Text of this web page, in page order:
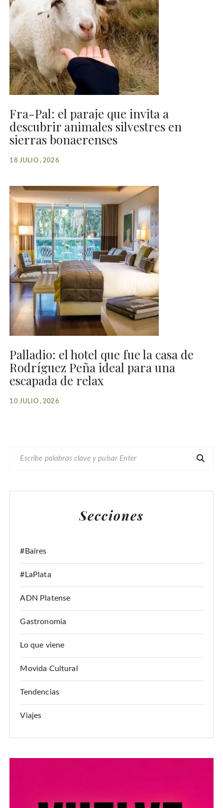
Fra-Pal: el paraje que invita a
descubrir animales silvestres en
sierras bonaerenses
18 JULIO , 2026
Palladio: el hotel que fue la casa de
Rodríguez Peña ideal para una
escapada de relax
10 JULIO , 2026
C
Secciones
#Baires
#LaPlata
ADN Platense
Gastronomía
Lo que viene
Movida Cultural
Tendencias
Viajes